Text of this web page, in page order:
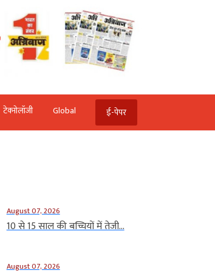
टेक्‍नोलॉजी Global ई-पेपर
August 07, 2026
10 से 15 साल की बच्चियों में तेजी...
August 07, 2026